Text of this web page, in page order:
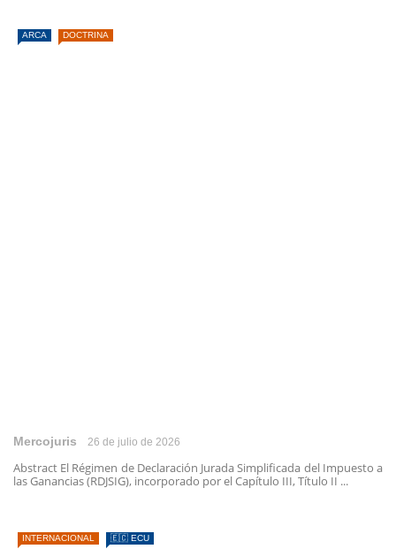
ARCA DOCTRINA
Mercojuris 26 de julio de 2026
Abstract El Régimen de Declaración Jurada Simplificada del Impuesto a
las Ganancias (RDJSIG), incorporado por el Capítulo III, Título II ...
INTERNACIONAL 🇪🇨 ECU